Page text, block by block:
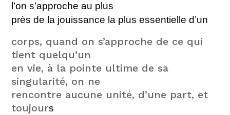
l’on s’approche au plus
près de la jouissance la plus essentielled’un
corps, quand on s’approche de ce qui
tient quelqu’un
en vie, à la pointe ultime de sa
singularité, on ne
rencontre aucune unité, d’une part, et
toujours